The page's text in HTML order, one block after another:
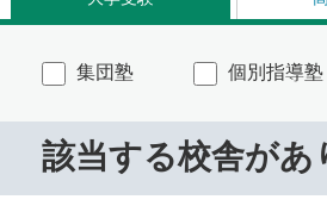
集団塾 個別指導塾
該当する校舎があ